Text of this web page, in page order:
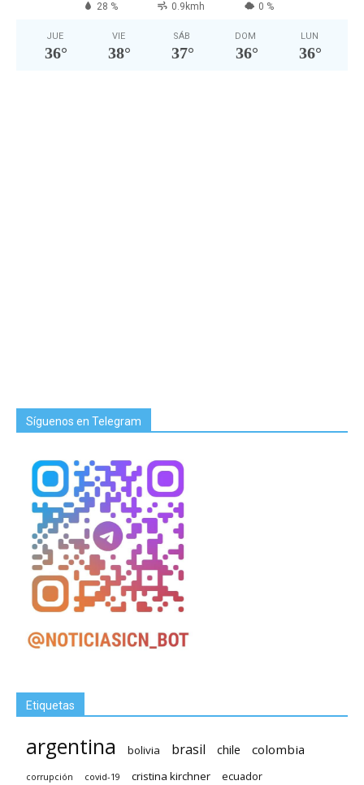
28 % 0.9kmh 0 %
JUE
36°
VIE
38°
SÁB
37°
DOM
36°
LUN
36°
Síguenos en Telegram
Etiquetas
argentina bolivia brasil chile colombia
corrupción covid-19 cristina kirchner ecuador